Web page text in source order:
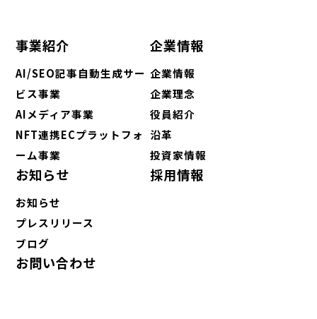
事業紹介
AI/SEO記事自動生成サー
ビス事業
AIメディア事業
NFT連携ECプラットフォ
ーム事業
企業情報
企業情報
企業理念
役員紹介
沿革
投資家情報
お知らせ
お知らせ
プレスリリース
ブログ
採用情報
お問い合わせ